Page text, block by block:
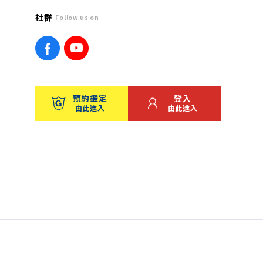
社群 Follow us on
預約鑑定
由此進入
登入
由此進入